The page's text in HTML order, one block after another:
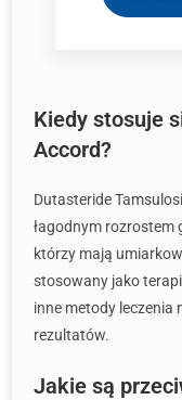
Kiedy stosuje
Accord?
Dutasteride
łagodnym rozrostem
którzy mają
stosowany jako
inne metody leczenia
rezultatów.
Jakie są